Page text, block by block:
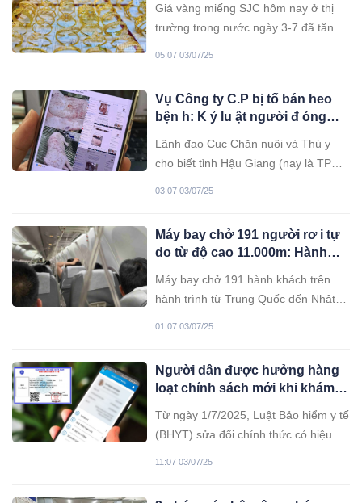
Giá vàng miếng SJC hôm nay ở thị
trường trong nước ngày 3-7 đã tăng
05:07 03/07/25
Vụ Công ty C.P bị tố bán heo
bện h: K ỷ lu ật người đ óng
Lãnh đạo Cục Chăn nuôi và Thú y
cho biết tỉnh Hậu Giang (nay là TP
phần chăn nuôi C.P. Việt Nam.
03:07 03/07/25
Máy bay chở 191 người rơ i tự
do từ độ cao 11.000m: Hành
người viết di thư trong tuy ệt
vọ ng!
Máy bay chở 191 hành khách trên
hành trình từ Trung Quốc đến Nhật
01:07 03/07/25
Người dân được hưởng hàng
loạt chính sách mới khi khám
Từ ngày 1/7/2025, Luật Bảo hiểm y tế
(BHYT) sửa đổi chính thức có hiệu
11:07 03/07/25